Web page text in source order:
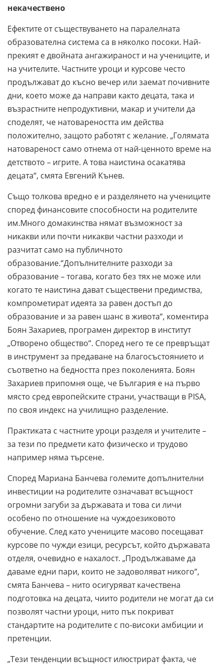
некачествено
Ефектите от съществуването на паралелната
образователна система са в няколко посоки. Най-
прекият е двойната ангажираност и на учениците, и
на учителите. Частните уроци и курсове често
продължават до късно вечер или заемат почивните
дни, което може да направи както децата, така и
възрастните непродуктивни, макар и учители да
споделят, че натовареността им действа
положително, защото работят с желание. „Голямата
натовареност само отнема от най-ценното време на
детството – игрите. А това наистина осакатява
децата“, смята Евгений Кънев.
Също толкова вредно е и разделянето на учениците
според финансовите способности на родителите
им.Много домакинства нямат възможност за
никакви или почти никакви частни разходи и
разчитат само на публичното
образование.“Допълнителните разходи за
образование – тогава, когато без тях не може или
когато те наистина дават съществени предимства,
компрометират идеята за равен достъп до
образование и за равен шанс в живота“, коментира
Боян Захариев, програмен директор в институт
„Отворено общество“. Според него те се превръщат
в инструмент за предаване на благосъстоянието и
съответно на бедността през поколенията. Боян
Захариев припомня още, че България е на първо
място сред европейските страни, участващи в PISA,
по своя индекс на училищно разделение.
Практиката с частните уроци разделя и учителите –
за тези по предмети като физическо и трудово
например няма търсене.
Според Мариана Банчева големите допълнителни
инвестиции на родителите означават всъщност
огромни загуби за държавата и това си личи
особено по отношение на чуждоезиковото
обучение. След като учениците масово посещават
курсове по чужди езици, ресурсът, който държавата
отделя, очевидно е нахалост. „Продължаваме да
даваме едни пари, които не задоволяват никого“,
смята Банчева – нито осигуряват качествена
подготовка на децата, чиито родители не могат да си
позволят частни уроци, нито пък покриват
стандартите на родителите с по-високи амбиции и
претенции.
„Тези тенденции всъщност илюстрират факта, че